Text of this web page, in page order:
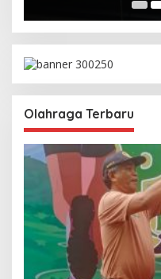
Olahraga Terbaru